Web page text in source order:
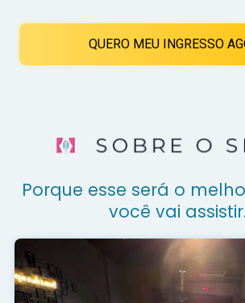
QUERO MEU INGRESSO
Porque esse será o
você vai